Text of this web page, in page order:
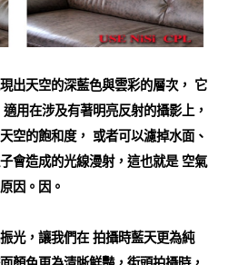
出天空的深藍色與雲彩的層次， 它
用在涉及有著明亮反射的攝影上，
空的飽和度， 或者可以濾掉水面、
會造成的光線漫射，這也就是 空氣
因。因。
光，讓我們在 拍攝時藍天更為純